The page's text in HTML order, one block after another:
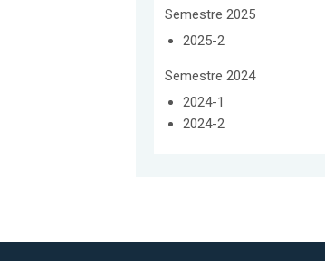
Semestre 2025
2025-2
Semestre 2024
2024-1
2024-2